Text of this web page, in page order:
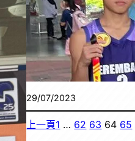
29/07/2023
上一頁1 … 62 63 64 65